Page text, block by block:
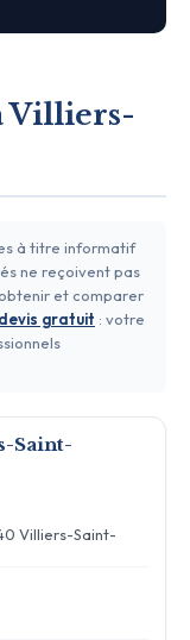
Villiers-
à titre informatif
ne reçoivent pas
et comparer
gratuit : votre
Saint-
Villiers-Saint-